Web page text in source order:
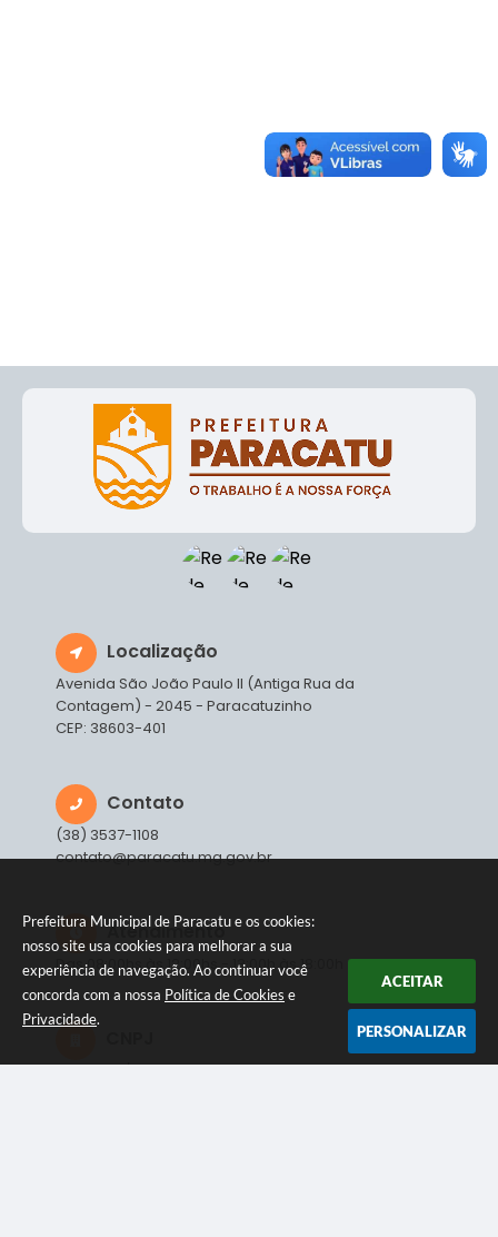
Prefeitura Municipal de Paracatu e os cookies:
nosso site usa cookies para melhorar a sua
experiência de navegação. Ao continuar você
concorda com a nossa Política de Cookies e
Privacidade.
ACEITAR
PERSONALIZAR
Localização
Avenida São João Paulo II (Antiga Rua da
Contagem) - 2045 - Paracatuzinho
CEP: 38603-401
Contato
(38) 3537-1108
contato@paracatu.mg.gov.br
Atendimento
Das 08:00hs às 12:00hs - 13:00h às 18:00h
18.278.051/0001-45